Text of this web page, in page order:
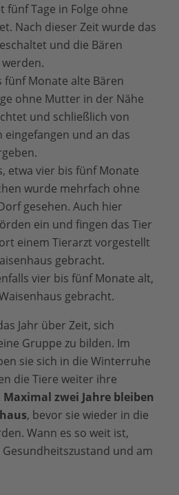
fünf Tage in Folge ohne
Nach dieser Zeit wurde das
und die Bären
fünf Monate alte Bären
ohne Mutter in der Nähe
und schließlich von
eingefangen und an das
etwa vier bis fünf Monate
wurde mehrfach ohne
gesehen. Auch hier
ein und fingen das Tier
einem Tierarzt vorgestellt
gebracht.
vier bis fünf Monate alt,
gebracht.
Jahr über Zeit, sich
Gruppe zu bilden. Im
sie sich in die Winterruhe
die Tiere weiter ihre
Maximal zwei Jahre bleiben
, bevor sie wieder in die
Wann es so weit ist,
und am